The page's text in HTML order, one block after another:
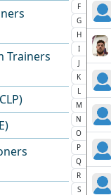
Trainers
F
G
H
I
J
K
L
M
N
O
P
Q
R
S